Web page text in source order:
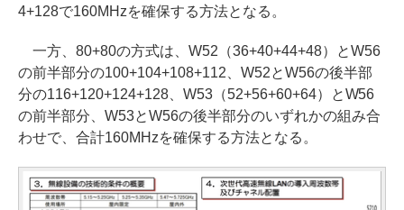
4+128で160MHzを確保する方法となる。
一方、80+80の方式は、W52（36+40+44+48）とW56
の前半部分の100+104+108+112、W52とW56の後半部
分の116+120+124+128、W53（52+56+60+64）とW56
の前半部分、W53とW56の後半部分のいずれかの組み合
わせで、合計160MHzを確保する方法となる。